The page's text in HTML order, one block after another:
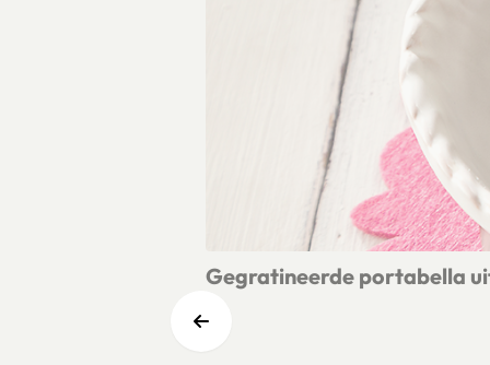
Gegratineerde portabella